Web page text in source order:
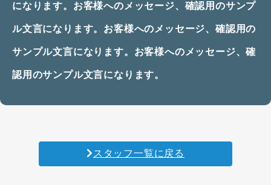
になります。お客様へのメッセージ、確認用のサンプ
ル文言になります。お客様へのメッセージ、確認用の
サンプル文言になります。お客様へのメッセージ、確
認用のサンプル文言になります。
スタッフ一覧に戻る